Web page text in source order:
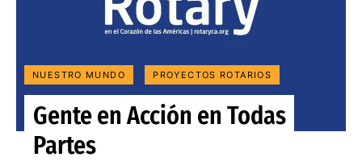
NUESTRO MUNDO PROYECTOS ROTARIOS
Gente en Acción en Todas
Partes